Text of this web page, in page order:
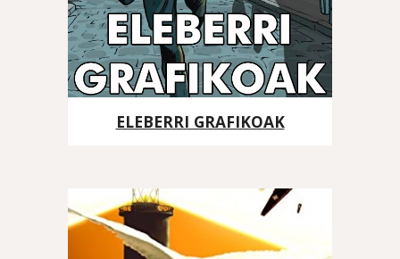
ELEBERRI GRAFIKOAK